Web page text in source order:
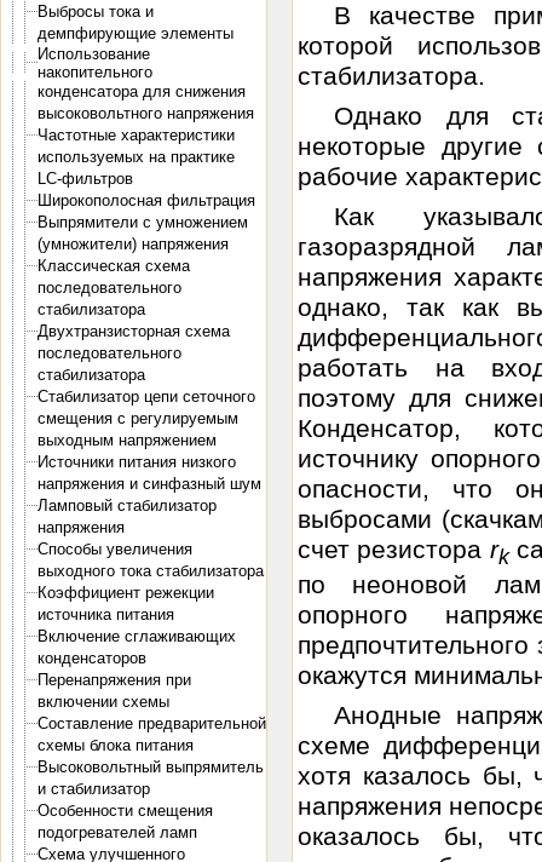
Выбросы тока и
демпфирующие элементы
Использование
накопительного
конденсатора для снижения
высоковольтного напряжения
Частотные характеристики
используемых на практике
LC-фильтров
Широкополосная фильтрация
Выпрямители с умножением
(умножители) напряжения
Классическая схема
последовательного
стабилизатора
Двухтранзисторная схема
последовательного
стабилизатора
Стабилизатор цепи сеточного
смещения с регулируемым
выходным напряжением
Источники питания низкого
напряжения и синфазный шум
Ламповый стабилизатор
напряжения
Способы увеличения
выходного тока стабилизатора
Коэффициент режекции
источника питания
Включение сглаживающих
конденсаторов
Перенапряжения при
включении схемы
Составление предварительной
схемы блока питания
Высоковольтный выпрямитель
и стабилизатор
Особенности смещения
подогревателей ламп
Схема улучшенного
В качестве
которой
стабилизатора.
Однако для
некоторые другие
рабочие
Как
газоразрядной
напряжения
однако, так как
работать на
поэтому для
Конденсатор,
источнику
опасности, что
выбросами
счет резистора rk
по неоновой
опорного
предпочтительного
окажутся
Анодные
схеме
хотя казалось бы,
напряжения
оказалось бы,